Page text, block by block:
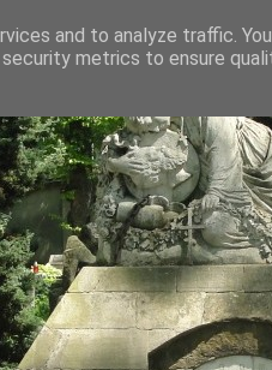
and to analyze traffic.
metrics to ensure